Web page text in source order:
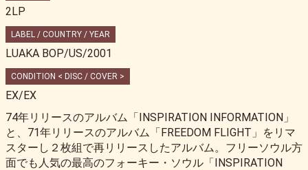
2LP
LABEL / COUNTRY / YEAR
LUAKA BOP/US/2001
CONDITION < DISC / COVER >
EX/EX
74年リリースのアルバム「INSPIRATION INFORMATION」
と、71年リリースのアルバム「FREEDOM FLIGHT」をリマ
スターし２枚組で再リリースしたアルバム。フリーソウル方
面でも人気の最高のフォーキー・ソウル「INSPIRATION